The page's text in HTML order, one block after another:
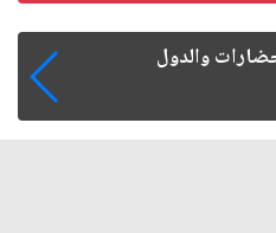
صفيح ساخن